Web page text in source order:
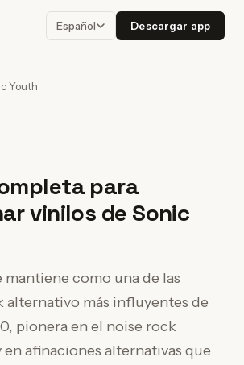
Español Descargar app
Youth
para
vinilos de Sonic
mantiene como una de las
alternativo más influyentes de
pionera en el noise rock
afinaciones alternativas que